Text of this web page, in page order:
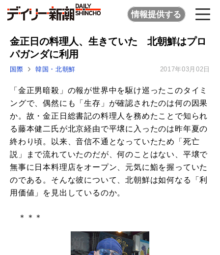
情報提供する
金正日の料理人、生きていた 北朝鮮はプロ
パガンダに利用
国際 韓国・北朝鮮 2017年03月02日
「金正男暗殺」の報が世界中を駆け巡ったこのタイミ
ングで、偶然にも「生存」が確認されたのは何の因果
か。故・金正日総書記の料理人を務めたことで知られ
る藤本健二氏が北京経由で平壌に入ったのは昨年夏の
終わり頃。以来、音信不通となっていたため「死亡
説」まで流れていたのだが、何のことはない、平壌で
無事に日本料理店をオープン、元気に鮨を握っていた
のである。そんな彼について、北朝鮮は如何なる「利
用価値」を見出しているのか。
＊＊＊